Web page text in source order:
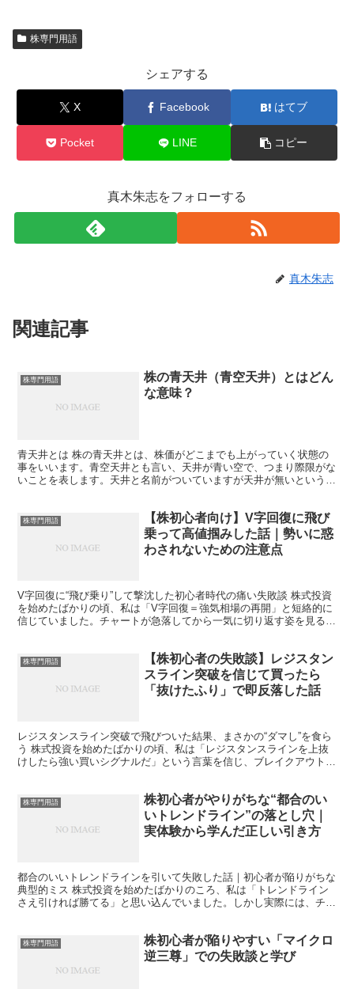
株専門用語
シェアする
X Facebook はてブ
Pocket LINE コピー
真木朱志をフォローする
真木朱志
関連記事
株専門用語
株の青天井（青空天井）とはどん
な意味？
青天井とは 株の青天井とは、株価がどこまでも上がっていく状態の
事をいいます。青空天井とも言い、天井が青い空で、つまり際限がな
いことを表します。天井と名前がついていますが天井が無いという意
株専門用語
【株初心者向け】V字回復に飛び
乗って高値掴みした話｜勢いに惑
わされないための注意点
V字回復に“飛び乗り”して撃沈した初心者時代の痛い失敗談 株式投資
を始めたばかりの頃、私は「V字回復＝強気相場の再開」と短絡的に
信じていました。チャートが急落してから一気に切り返す姿を見る
株専門用語
【株初心者の失敗談】レジスタン
スライン突破を信じて買ったら
「抜けたふり」で即反落した話
レジスタンスライン突破で飛びついた結果、まさかの“ダマし”を食ら
う 株式投資を始めたばかりの頃、私は「レジスタンスラインを上抜
けしたら強い買いシグナルだ」という言葉を信じ、ブレイクアウト戦
株専門用語
株初心者がやりがちな“都合のい
いトレンドライン”の落とし穴｜
実体験から学んだ正しい引き方
都合のいいトレンドラインを引いて失敗した話｜初心者が陥りがちな
典型的ミス 株式投資を始めたばかりのころ、私は「トレンドライン
さえ引ければ勝てる」と思い込んでいました。しかし実際には、チャ
株専門用語
株初心者が陥りやすい「マイクロ
逆三尊」での失敗談と学び